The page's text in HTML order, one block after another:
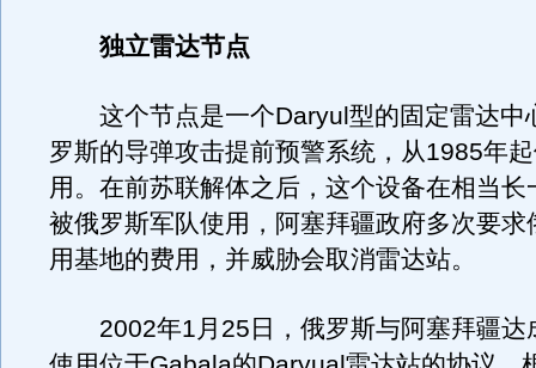
独立雷达节点
这个节点是一个Daryul型的固定雷达中
罗斯的导弹攻击提前预警系统，从1985年
用。在前苏联解体之后，这个设备在相当长
被俄罗斯军队使用，阿塞拜疆政府多次要求
用基地的费用，并威胁会取消雷达站。
2002年1月25日，俄罗斯与阿塞拜疆达